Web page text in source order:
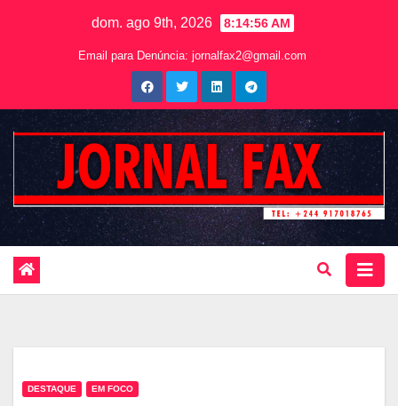
dom. ago 9th, 2026 8:14:58 AM
Email para Denúncia: jornalfax2@gmail.com
DESTAQUE EM FOCO